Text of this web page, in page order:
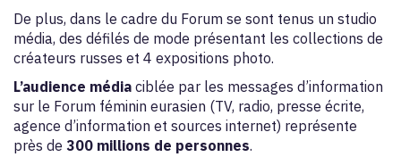
De plus, dans le cadre du Forum se sont tenus un studio
média, des défilés de mode présentant les collections de
créateurs russes et 4 expositions photo.
L’audience média ciblée par les messages d’information
sur le Forum féminin eurasien (TV, radio, presse écrite,
agence d’information et sources internet) représente
près de 300 millions de personnes.